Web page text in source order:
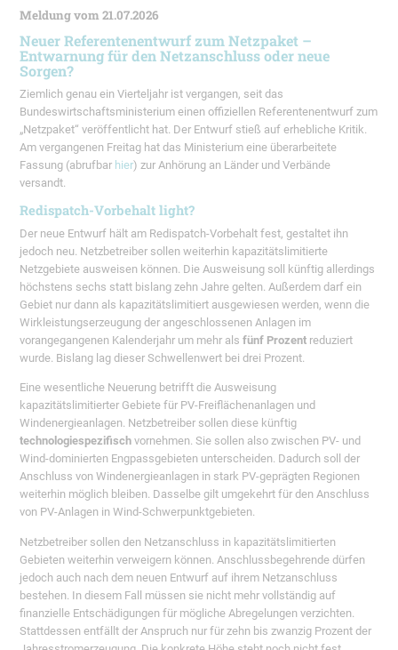
Meldung vom 21.07.2026
Neuer Referentenentwurf zum Netzpaket –
Entwarnung für den Netzanschluss oder neue
Sorgen?
Ziemlich genau ein Vierteljahr ist vergangen, seit das
Bundeswirtschaftsministerium einen offiziellen Referentenentwurf zum
„Netzpaket“ veröffentlicht hat. Der Entwurf stieß auf erhebliche Kritik.
Am vergangenen Freitag hat das Ministerium eine überarbeitete
Fassung (abrufbar hier) zur Anhörung an Länder und Verbände
versandt.
Redispatch-Vorbehalt light?
Der neue Entwurf hält am Redispatch-Vorbehalt fest, gestaltet ihn
jedoch neu. Netzbetreiber sollen weiterhin kapazitätslimitierte
Netzgebiete ausweisen können. Die Ausweisung soll künftig allerdings
höchstens sechs statt bislang zehn Jahre gelten. Außerdem darf ein
Gebiet nur dann als kapazitätslimitiert ausgewiesen werden, wenn die
Wirkleistungserzeugung der angeschlossenen Anlagen im
vorangegangenen Kalenderjahr um mehr alsfünf Prozent reduziert
wurde. Bislang lag dieser Schwellenwert bei drei Prozent.
Eine wesentliche Neuerung betrifft die Ausweisung
kapazitätslimitierter Gebiete für PV-Freiflächenanlagen und
Windenergieanlagen. Netzbetreiber sollen diese künftig
technologiespezifisch vornehmen. Sie sollen also zwischen PV- und
Wind-dominierten Engpassgebieten unterscheiden. Dadurch soll der
Anschluss von Windenergieanlagen in stark PV-geprägten Regionen
weiterhin möglich bleiben. Dasselbe gilt umgekehrt für den Anschluss
von PV-Anlagen in Wind-Schwerpunktgebieten.
Netzbetreiber sollen den Netzanschluss in kapazitätslimitierten
Gebieten weiterhin verweigern können. Anschlussbegehrende dürfen
jedoch auch nach dem neuen Entwurf auf ihrem Netzanschluss
bestehen. In diesem Fall müssen sie nicht mehr vollständig auf
finanzielle Entschädigungen für mögliche Abregelungen verzichten.
Stattdessen entfällt der Anspruch nur für zehn bis zwanzig Prozent der